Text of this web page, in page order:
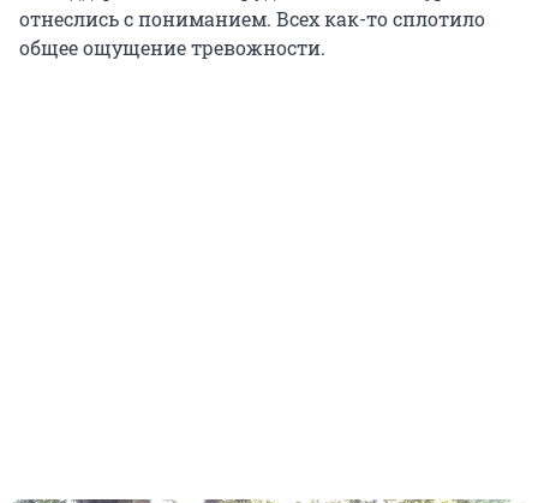
отнеслись с пониманием. Всех как-то сплотило
общее ощущение тревожности.